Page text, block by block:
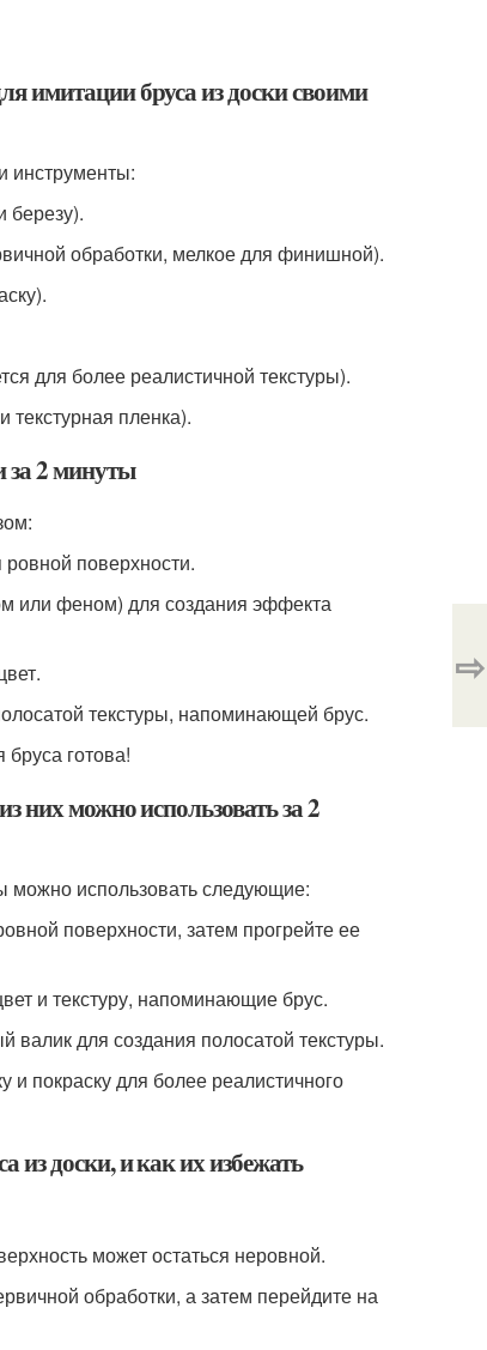
имитации бруса из доски своими
инструменты:
березу).
обработки, мелкое для финишной).
для более реалистичной текстуры).
пленка).
за 2 минуты
поверхности.
или феном) для создания эффекта
текстуры, напоминающей брус.
готова!
них можно использовать за 2
можно использовать следующие:
поверхности, затем прогрейте ее
и текстуру, напоминающие брус.
валик для создания полосатой текстуры.
покраску для более реалистичного
доски, и как их избежать
может остаться неровной.
обработки, а затем перейдите на
⇨